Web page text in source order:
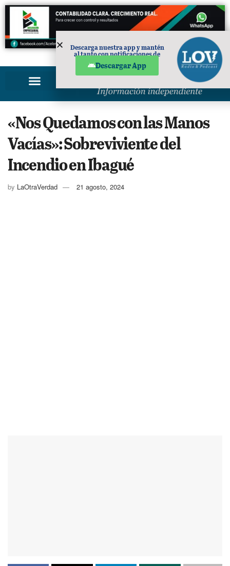
PUBLICIDAD
«Nos Quedamos con las Manos
Vacías»: Sobreviviente del
Incendio en Ibagué
by LaOtraVerdad 21 agosto, 2024
Descarga nuestra app y mantén
al tanto con notificaciones de
Descargar App